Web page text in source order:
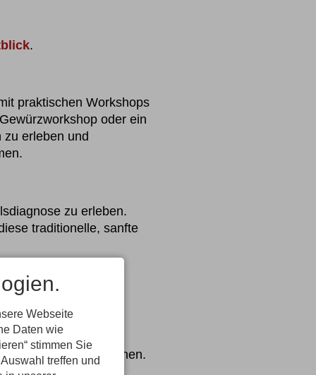
.
praktischen Workshops
oder ein
erleben und
zu erleben.
traditionelle, sanfte
besser zu verstehen.
Webseite
Daten wie
stimmen Sie
treffen und